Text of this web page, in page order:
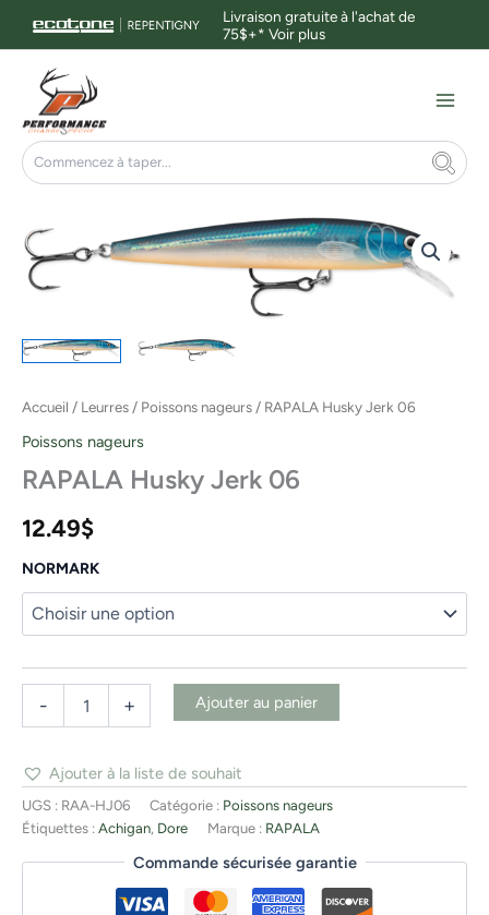
contenu
Livraison gratuite à l'achat de
75$+* Voir plus
Menu
Rechercher
Accueil / Leurres / Poissons nageurs / RAPALA Husky Jerk 06
Poissons nageurs
RAPALA Husky Jerk 06
12.49$
NORMARK
-
quantité
de
RAPALA
Husky
06
+ Ajouter au panier
Ajouter à la liste de souhait
UGS : RAA-HJ06 Catégorie : Poissons nageurs
Étiquettes : Achigan, Dore Marque : RAPALA
Commande sécurisée garantie